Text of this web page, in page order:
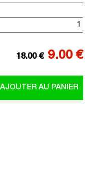
18.00 € 9.00 €